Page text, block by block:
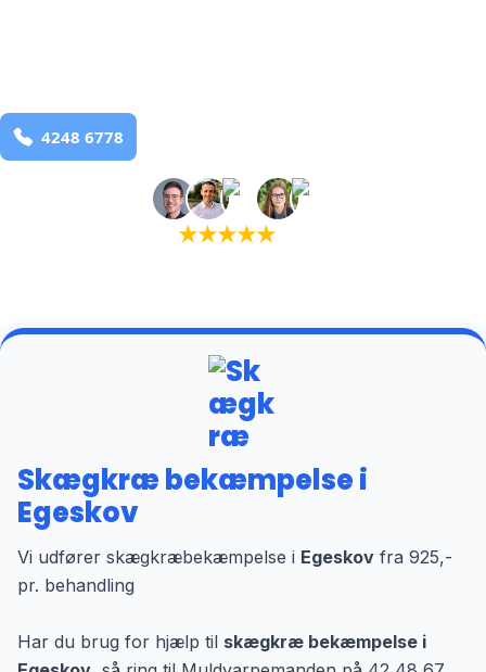
★★★★★
Skægkræ bekæmpelse i
Egeskov
Vi udfører skægkræbekæmpelse i Egeskov fra 925,-
pr. behandling
Har du brug for hjælp til skægkræ bekæmpelse i